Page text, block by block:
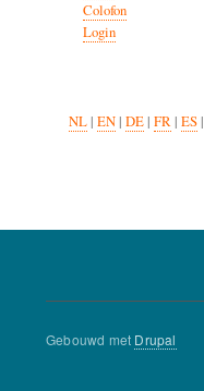
Colofon
Login
NL| EN| DE| FR| ES|
Gebouwd met Drupal